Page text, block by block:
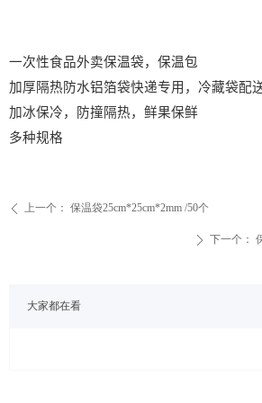
大家都在看
ꄴ 上一个： 保温袋25cm*25cm*2mm /50个
ꄲ 下一个：
一次性食品外卖保温袋，保温包
加厚隔热防水铝箔袋快递专用，冷藏袋配
加冰保冷，防撞隔热，鲜果保鲜
多种规格